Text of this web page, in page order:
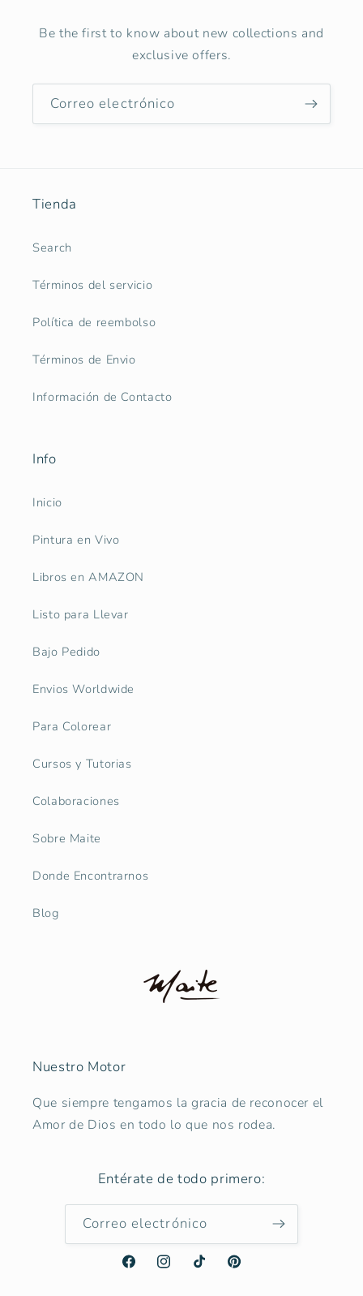
Be the first to know about new collections and
exclusive offers.
Correo electrónico
Tienda
Search
Términos del servicio
Política de reembolso
Términos de Envio
Información de Contacto
Info
Inicio
Pintura en Vivo
Libros en AMAZON
Listo para Llevar
Bajo Pedido
Envios Worldwide
Para Colorear
Cursos y Tutorias
Colaboraciones
Sobre Maite
Donde Encontrarnos
Blog
Nuestro Motor
Que siempre tengamos la gracia de reconocer el
Amor de Dios en todo lo que nos rodea.
Entérate de todo primero:
Correo electrónico
FacebookInstagramTikTok Pinterest